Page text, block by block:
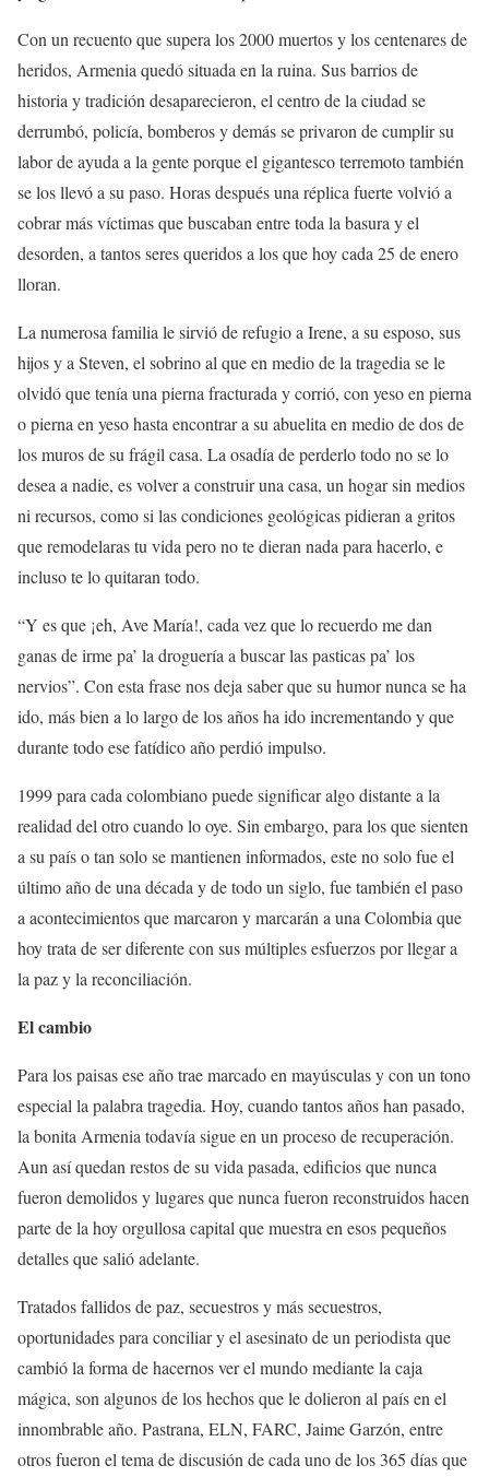
Con un recuento que supera los 2000 muertos y los centenares de
heridos, Armenia quedó situada en la ruina. Sus barrios de
historia y tradición desaparecieron, el centro de la ciudad se
derrumbó, policía, bomberos y demás se privaron de cumplir su
labor de ayuda a la gente porque el gigantesco terremoto también
se los llevó a su paso. Horas después una réplica fuerte volvió a
cobrar más víctimas que buscaban entre toda la basura y el
desorden, a tantos seres queridos a los que hoy cada 25 de enero
lloran.
La numerosa familia le sirvió de refugio a Irene, a su esposo, sus
hijos y a Steven, el sobrino al que en medio de la tragedia se le
olvidó que tenía una pierna fracturada y corrió, con yeso en pierna
o pierna en yeso hasta encontrar a su abuelita en medio de dos de
los muros de su frágil casa. La osadía de perderlo todo no se lo
desea a nadie, es volver a construir una casa, un hogar sin medios
ni recursos, como si las condiciones geológicas pidieran a gritos
que remodelaras tu vida pero no te dieran nada para hacerlo, e
incluso te lo quitaran todo.
“Y es que ¡eh, Ave María!, cada vez que lo recuerdo me dan
ganas de irme pa’ la droguería a buscar las pasticas pa’ los
nervios”. Con esta frase nos deja saber que su humor nunca se ha
ido, más bien a lo largo de los años ha ido incrementando y que
durante todo ese fatídico año perdió impulso.
1999 para cada colombiano puede significar algo distante a la
realidad del otro cuando lo oye. Sin embargo, para los que sienten
a su país o tan solo se mantienen informados, este no solo fue el
último año de una década y de todo un siglo, fue también el paso
a acontecimientos que marcaron y marcarán a una Colombia que
hoy trata de ser diferente con sus múltiples esfuerzos por llegar a
la paz y la reconciliación.
El cambio
Para los paisas ese año trae marcado en mayúsculas y con un tono
especial la palabra tragedia. Hoy, cuando tantos años han pasado,
la bonita Armenia todavía sigue en un proceso de recuperación.
Aun así quedan restos de su vida pasada, edificios que nunca
fueron demolidos y lugares que nunca fueron reconstruidos hacen
parte de la hoy orgullosa capital que muestra en esos pequeños
detalles que salió adelante.
Tratados fallidos de paz, secuestros y más secuestros,
oportunidades para conciliar y el asesinato de un periodista que
cambió la forma de hacernos ver el mundo mediante la caja
mágica, son algunos de los hechos que le dolieron al país en el
innombrable año. Pastrana, ELN, FARC, Jaime Garzón, entre
otros fueron el tema de discusión de cada uno de los 365 días que